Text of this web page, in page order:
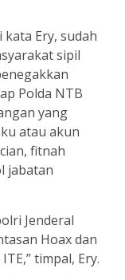
Ery, sudah
sipil
Polda NTB
yang
atau akun
fitnah
jabatan
Jenderal
Hoax dan
timpal, Ery.